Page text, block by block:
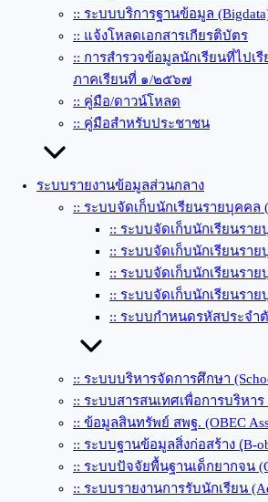
:: ระบบบริการฐานข้อมูล
:: แจ้งโหลดเอกสารเกียรติบัตร
:: การสำรวจข้อมูลนักเรียนที่ไปเ
ภาคเรียนที่ ๑/๒๕๖๗
:: คู่มือ/ดาวน์โหลด
:: คู่มือสำหรับประชาชน
ระบบรายงานข้อมูลส่วนกลาง
:: ระบบจัดเก็บนักเรียนรายบุคคล
:: ระบบจัดเก็บนักเรียนราย
:: ระบบจัดเก็บนักเรียนราย
:: ระบบจัดเก็บนักเรียนราย
:: ระบบจัดเก็บนักเรียนราย
:: ระบบกำหนดรหัสประจำตั
:: ระบบบริหารจัดการศึกษา
:: ระบบสารสนเทศเพื่อการบริหาร
:: ข้อมูลสินทรัพย์ สพฐ. (OBEC
:: ระบบฐานข้อมูลสิ่งก่อสร้าง (ฺB-
:: ระบบปัจจัยพื้นฐานเด็กยากจน
:: ระบบรายงานการรับนักเรียน